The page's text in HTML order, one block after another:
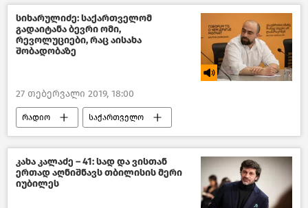
„ქართული ოცნების“ ტრანსფორმაცია 2020
საქართველო
სიხარულიძე: საქართველომ
გადაიტანა ბევრი ომი,
რევოლუციები, რაც აისახა
შობადობაზე
27 თებერვალი 2019, 18:00
რადიო საქართველო
კახა კალაძე – 41: სად და ვისთან
ერთად აღნიშნავს თბილისის მერი
იუბილეს